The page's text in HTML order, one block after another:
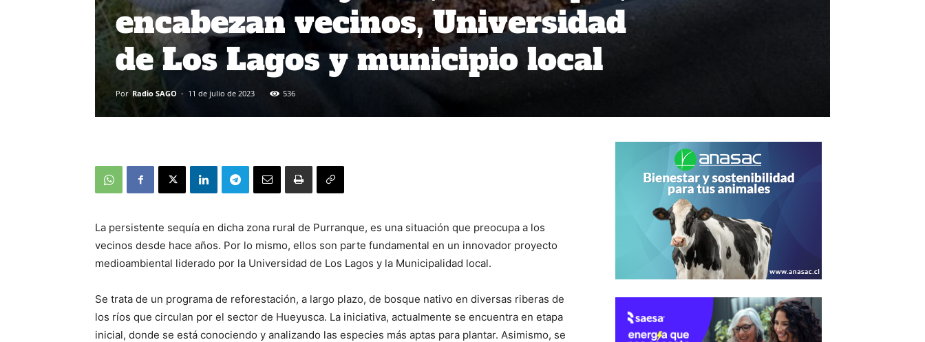
encabezan vecinos, Universidad
de Los Lagos y municipio local
Por Radio SAGO - 11 de julio de 2023 536
La persistente sequía en dicha zona rural de Purranque, es una situación que preocupa a los
vecinos desde hace años. Por lo mismo, ellos son parte fundamental en un innovador proyecto
medioambiental liderado por la Universidad de Los Lagos y la Municipalidad local.
Se trata de un programa de reforestación, a largo plazo, de bosque nativo en diversas riberas de
los ríos que circulan por el sector de Hueyusca. La iniciativa, actualmente se encuentra en etapa
inicial, donde se está conociendo y analizando las especies más aptas para plantar. Asimismo, se